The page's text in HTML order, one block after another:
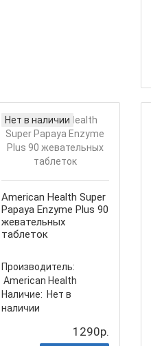
Нет в наличии
American Health Super
Papaya Enzyme Plus 90
жевательных
таблеток
Производитель:
American Health
Наличие: Нет в
наличии
1290р.